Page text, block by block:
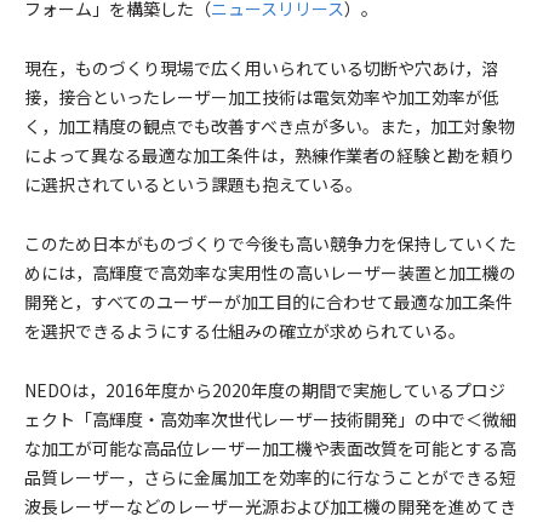
フォーム」を構築した（ニュースリリース）。
現在，ものづくり現場で広く用いられている切断や穴あけ，溶
接，接合といったレーザー加工技術は電気効率や加工効率が低
く，加工精度の観点でも改善すべき点が多い。また，加工対象物
によって異なる最適な加工条件は，熟練作業者の経験と勘を頼り
に選択されているという課題も抱えている。
このため日本がものづくりで今後も高い競争力を保持していくた
めには，高輝度で高効率な実用性の高いレーザー装置と加工機の
開発と，すべてのユーザーが加工目的に合わせて最適な加工条件
を選択できるようにする仕組みの確立が求められている。
NEDOは，2016年度から2020年度の期間で実施しているプロジ
ェクト「高輝度・高効率次世代レーザー技術開発」の中で＜微細
な加工が可能な高品位レーザー加工機や表面改質を可能とする高
品質レーザー，さらに金属加工を効率的に行なうことができる短
波長レーザーなどのレーザー光源および加工機の開発を進めてき